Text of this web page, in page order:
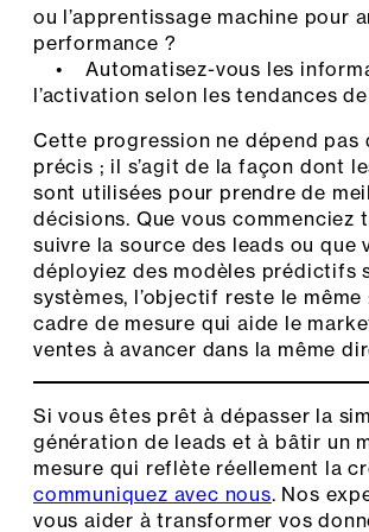
ou l’apprentissage machine pour
performance ?
• Automatisez-vous les
l’activation selon les tendances
Cette progression ne dépend pas
précis ; il s’agit de la façon dont
sont utilisées pour prendre de
décisions. Que vous commenciez
suivre la source des leads ou que
déployiez des modèles prédictifs
systèmes, l’objectif reste le
cadre de mesure qui aide le
ventes à avancer dans la même
Si vous êtes prêt à dépasser la
génération de leads et à bâtir un
mesure qui reflète réellement la
communiquez avec nous. Nos
vous aider à transformer vos